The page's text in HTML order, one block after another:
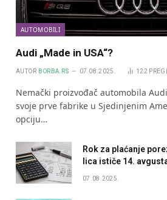
AUTOMOBILI
Audi „Made in USA“?
AUTOR BORBA.RS 07.08.2025. 122
Nemački proizvođač automobila
svoje prve fabrike u Sjedinjenim
opciju…
Rok za plaćanje
lica ističe 14.
07.08.2025.